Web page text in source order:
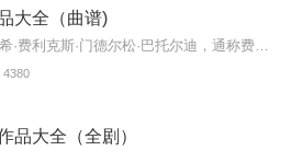
大全（曲谱)
4380
品大全（全剧）